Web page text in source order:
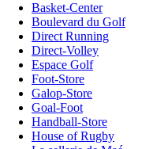
Basket-Center
Boulevard du Golf
Direct Running
Direct-Volley
Espace Golf
Foot-Store
Galop-Store
Goal-Foot
Handball-Store
House of Rugby